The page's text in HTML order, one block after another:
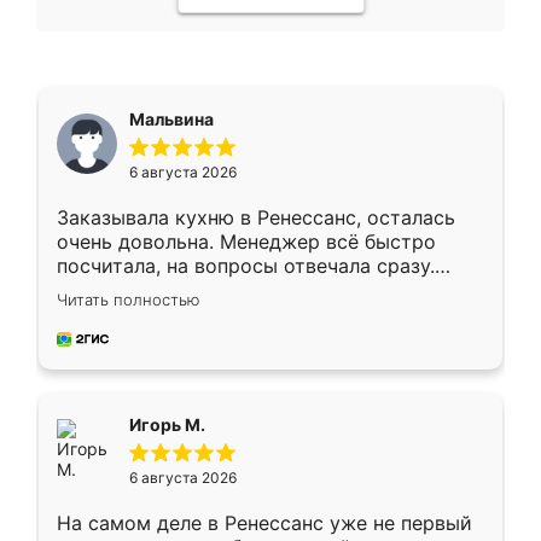
Мальвина
6 августа 2026
Заказывала кухню в Ренессанс, осталась
очень довольна. Менеджер всё быстро
посчитала, на вопросы отвечала сразу.
Замерщик приехал в субботу, подошёл к
делу со всей ответственностью. Собрали
за день, ребята работали аккуратно, даже
Читать полностью
Игорь М.
6 августа 2026
На самом деле в Ренессанс уже не первый